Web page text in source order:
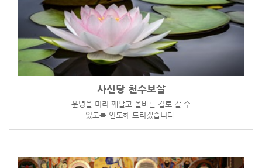
사신당 천수보살
운명을 미리 깨달고 올바른 길로 갈 수
있도록 인도해 드리겠습니다.